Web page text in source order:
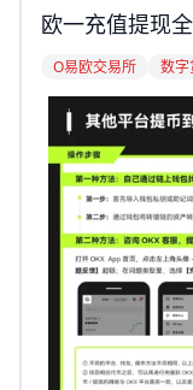
欧一充值提现
O易欧交易所 数字